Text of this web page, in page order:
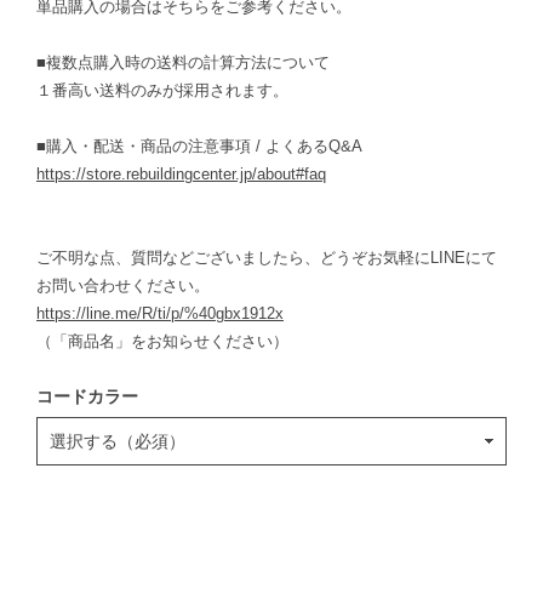
単品購入の場合はそちらをご参考ください。
■複数点購入時の送料の計算方法について
１番高い送料のみが採用されます。
■購入・配送・商品の注意事項 / よくあるQ&A
https://store.rebuildingcenter.jp/about#faq
ご不明な点、質問などございましたら、どうぞお気軽にLINEにて
お問い合わせください。
https://line.me/R/ti/p/%40gbx1912x
（「商品名」をお知らせください）
コードカラー